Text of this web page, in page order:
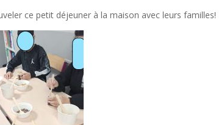
ce petit déjeuner à la maison avec leurs familles!